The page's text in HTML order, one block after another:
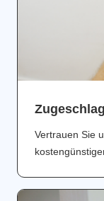
Vertrauen Sie